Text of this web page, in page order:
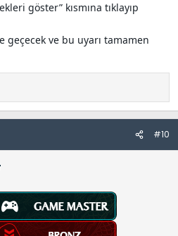
göster” kısmına tıklayıp
geçecek ve bu uyarı tamamen
#10